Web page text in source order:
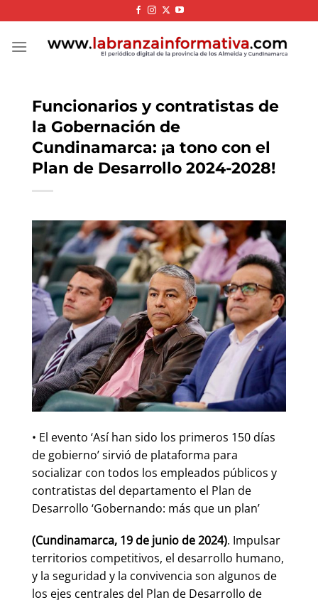
to
content
Funcionarios y contratistas de
la Gobernación de
Cundinamarca: ¡a tono con el
Plan de Desarrollo 2024-2028!
• El evento ‘Así han sido los primeros 150 días
de gobierno’ sirvió de plataforma para
socializar con todos los empleados públicos y
contratistas del departamento el Plan de
Desarrollo ‘Gobernando: más que un plan’
(Cundinamarca, 19 de junio de 2024). Impulsar
territorios competitivos, el desarrollo humano,
y la seguridad y la convivencia son algunos de
los ejes centrales del Plan de Desarrollo de